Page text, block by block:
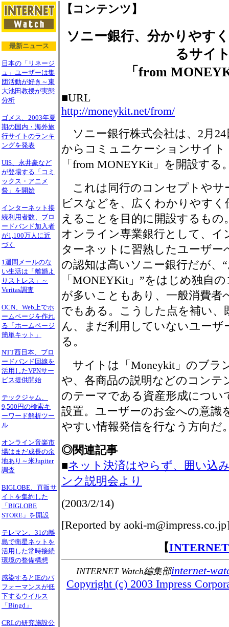
最新ニュース
日本の「リネージ
ュ」ユーザーは集
団活動が好き～東
大池田教授が実態
分析
ゴメス、2003年夏
期の国内・海外旅
行サイトのランキ
ングを発表
UIS、永井豪など
が登場する「コミ
ックス・アニメ
祭」を開始
インターネット接
続利用者数、ブロ
ードバンド加入者
が1,100万人に近
づく
1週間メールのな
い生活は「離婚よ
りストレス」～
Veritas調査
OCN、Web上でホ
ームページを作れ
る「ホームページ
簡単キット」
NTT西日本、ブロ
ードバンド回線を
活用したVPNサー
ビス提供開始
テックジャム、
9,500円の検索キ
ーワード解析ツー
ル
オンライン音楽市
場はまだ成長の余
地あり～米Jupiter
調査
BIGLOBE、直販サ
イトを集約した
「BIGLOBE
STORE」を開設
テレマン、31の離
島で衛星ネットを
活用した常時接続
環境の整備構想
感染するとIEのパ
フォーマンスが低
下するウイルス
「Bingd」
CRLの研究施設公
【コンテンツ】
ソニー銀行、分かりやす
るサイ
「from
■URL
http://moneykit.net/from/
ソニー銀行株式会社は、2月24
からコミュニケーションサイト
「from MONEYKit」を開設する
これは同行のコンセプトやサ
ビスなどを、広くわかりやすく
えることを目的に開設するもの
オンライン専業銀行として、イ
ターネットに習熟したユーザー
の認知は高いソニー銀行だが、
「MONEYKit」”をはじめ独自
が多いこともあり、一般消費者
でもある。こうした点を補い、
ん、まだ利用していないユー
る。
サイトは「Moneykit」のブラ
や、各商品の説明などのコンテ
のテーマである資産形成につい
設置。ユーザーのお金への意識
やすい情報発信を行なう方向だ
◎関連記事
■ネット決済はやらず、囲い込
ンク説明会より
(2003/2/14)
[Reported by aoki-
【
INTERNET Watch編集部internet-
Copyright (c) 2003 Impress